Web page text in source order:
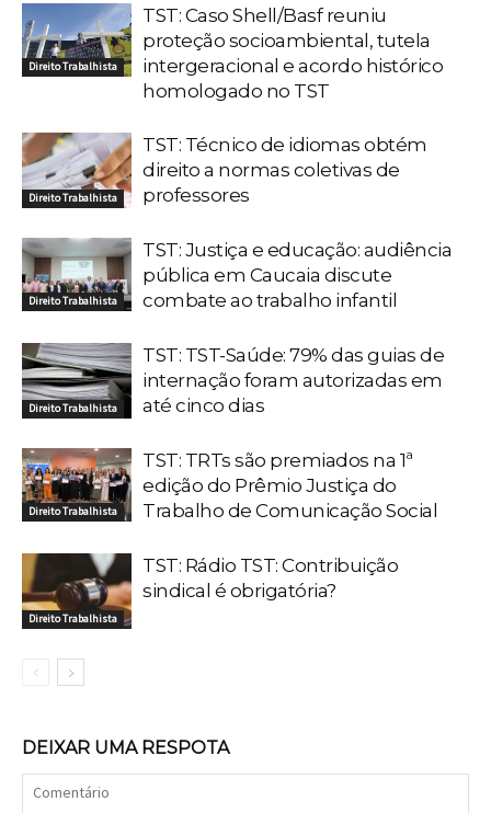
Direito Trabalhista
TST: Caso Shell/Basf reuniu
proteção socioambiental, tutela
intergeracional e acordo histórico
homologado no TST
Direito Trabalhista
TST: Técnico de idiomas obtém
direito a normas coletivas de
professores
Direito Trabalhista
TST: Justiça e educação: audiência
pública em Caucaia discute
combate ao trabalho infantil
Direito Trabalhista
TST: TST-Saúde: 79% das guias de
internação foram autorizadas em
até cinco dias
Direito Trabalhista
TST: TRTs são premiados na 1ª
edição do Prêmio Justiça do
Trabalho de Comunicação Social
Direito Trabalhista
TST: Rádio TST: Contribuição
sindical é obrigatória?
DEIXAR UMA RESPOTA